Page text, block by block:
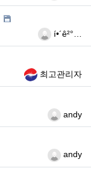
등록자í•´ê²°…
등록자최고관리자
등록자andy
등록자andy